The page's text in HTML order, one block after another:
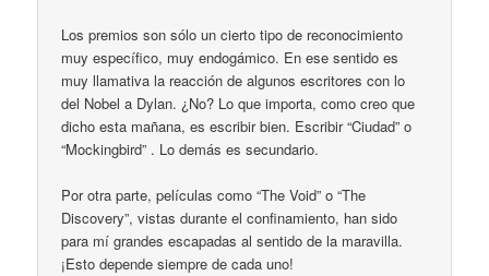
Los premios son sólo un cierto tipo de reconocimiento
muy específico, muy endogámico. En ese sentido es
muy llamativa la reacción de algunos escritores con lo
del Nobel a Dylan. ¿No? Lo que importa, como creo que
dicho esta mañana, es escribir bien. Escribir “Ciudad” o
“Mockingbird” . Lo demás es secundario.
Por otra parte, películas como “The Void” o “The
Discovery”, vistas durante el confinamiento, han sido
para mí grandes escapadas al sentido de la maravilla.
¡Esto depende siempre de cada uno!